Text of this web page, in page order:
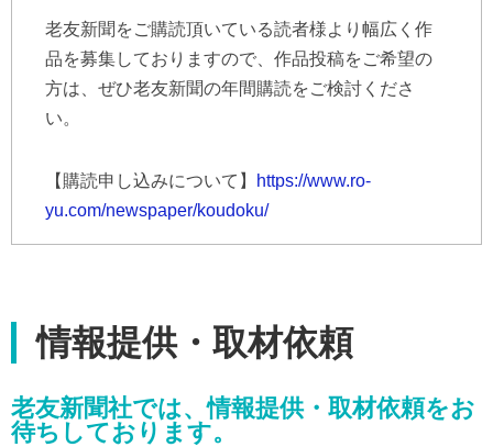
老友新聞をご購読頂いている読者様より幅広く作
品を募集しておりますので、作品投稿をご希望の
方は、ぜひ老友新聞の年間購読をご検討くださ
い。
【購読申し込みについて】
https://www.ro-
yu.com/newspaper/koudoku/
情報提供・取材依頼
老友新聞社では、情報提供・取材依頼をお
待ちしております。